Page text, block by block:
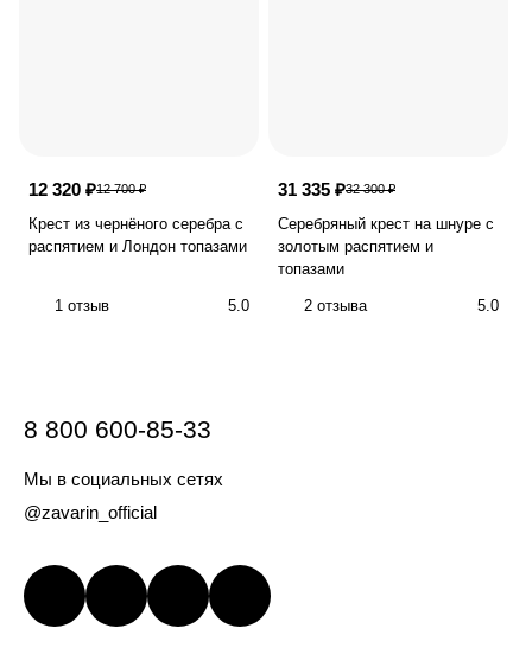
12 320 ₽12 700 ₽
Крест из чернёного серебра с
распятием и Лондон топазами
1 отзыв 5.0
31 335 ₽32 300 ₽
Серебряный крест на шнуре с
золотым распятием и
топазами
2 отзыва 5.0
8 800 600-85-33
Мы в социальных сетях
@zavarin_official